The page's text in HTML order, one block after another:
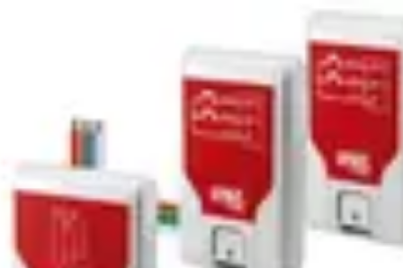
Pratiques de relaxation